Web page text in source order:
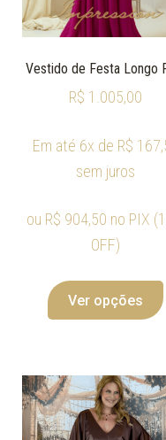
Vestido de Festa Longo
R$ 1.005,00
Em até 6x de R$
sem juros
ou R$ 904,50 no PIX
OFF)
Ver opções